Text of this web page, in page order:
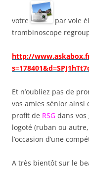
votre
par voie
trombinoscope
http://
Et n’oubliez pas de
vos amies sénior ainsi
profit de RSG dans
logoté (ruban ou
l’occasion d’une
A très bientôt sur le